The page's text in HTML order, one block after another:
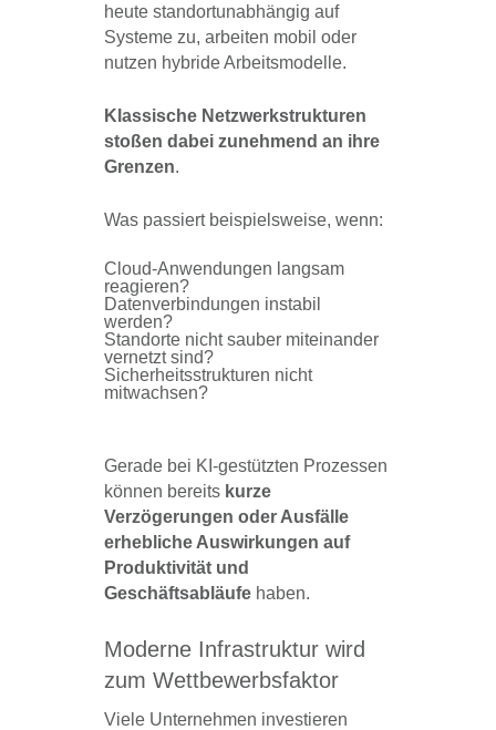
heute standortunabhängig auf
Systeme zu, arbeiten mobil oder
nutzen hybride Arbeitsmodelle.
Klassische Netzwerkstrukturen
stoßen dabei zunehmend an ihre
Grenzen.
Was passiert beispielsweise, wenn:
Cloud-Anwendungen langsam
reagieren?
Datenverbindungen instabil
werden?
Standorte nicht sauber miteinander
vernetzt sind?
Sicherheitsstrukturen nicht
mitwachsen?
Gerade bei KI-gestützten Prozessen
können bereits kurze
Verzögerungen oder Ausfälle
erhebliche Auswirkungen auf
Produktivität und
Geschäftsabläufe haben.
Moderne Infrastruktur wird
zum Wettbewerbsfaktor
Viele Unternehmen investieren